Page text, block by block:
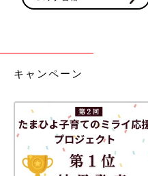
キャンペーン